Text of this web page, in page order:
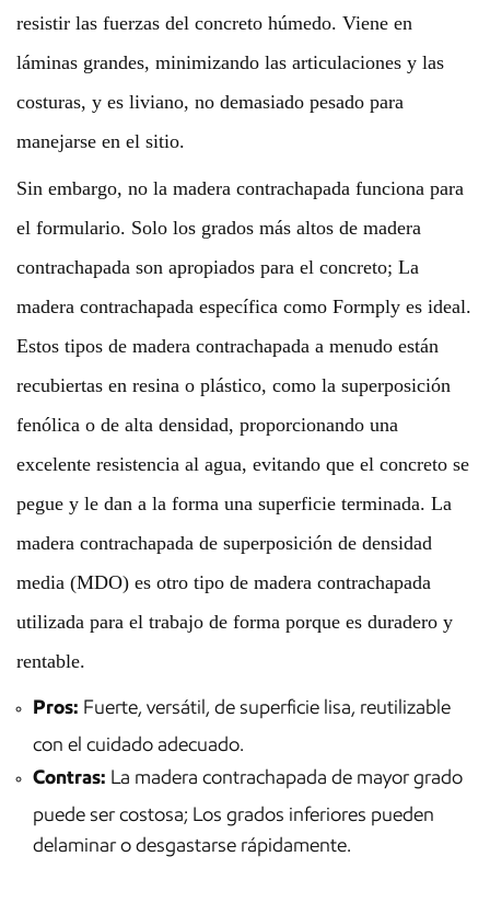
resistir las fuerzas del concreto húmedo. Viene en
láminas grandes, minimizando las articulaciones y las
costuras, y es liviano, no demasiado pesado para
manejarse en el sitio.
Sin embargo, no la madera contrachapada funciona para
el formulario. Solo los grados más altos de madera
contrachapada son apropiados para el concreto; La
madera contrachapada específica como Formply es ideal.
Estos tipos de madera contrachapada a menudo están
recubiertas en resina o plástico, como la superposición
fenólica o de alta densidad, proporcionando una
excelente resistencia al agua, evitando que el concreto se
pegue y le dan a la forma una superficie terminada. La
madera contrachapada de superposición de densidad
media (MDO) es otro tipo de madera contrachapada
utilizada para el trabajo de forma porque es duradero y
rentable.
Pros: Fuerte, versátil, de superficie lisa, reutilizable
con el cuidado adecuado.
Contras: La madera contrachapada de mayor grado
puede ser costosa; Los grados inferiores pueden
delaminar o desgastarse rápidamente.